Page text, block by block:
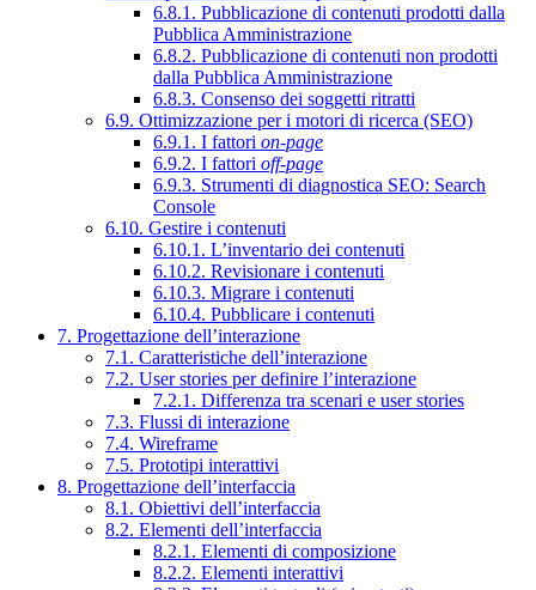
6.8.1. Pubblicazione di contenuti prodotti dalla
Pubblica Amministrazione
6.8.2. Pubblicazione di contenuti non prodotti
dalla Pubblica Amministrazione
6.8.3. Consenso dei soggetti ritratti
6.9. Ottimizzazione per i motori di ricerca (SEO)
6.9.1. I fattori on-page
6.9.2. I fattori off-page
6.9.3. Strumenti di diagnostica SEO: Search
Console
6.10. Gestire i contenuti
6.10.1. L’inventario dei contenuti
6.10.2. Revisionare i contenuti
6.10.3. Migrare i contenuti
6.10.4. Pubblicare i contenuti
7. Progettazione dell’interazione
7.1. Caratteristiche dell’interazione
7.2. User stories per definire l’interazione
7.2.1. Differenza tra scenari e user stories
7.3. Flussi di interazione
7.4. Wireframe
7.5. Prototipi interattivi
8. Progettazione dell’interfaccia
8.1. Obiettivi dell’interfaccia
8.2. Elementi dell’interfaccia
8.2.1. Elementi di composizione
8.2.2. Elementi interattivi